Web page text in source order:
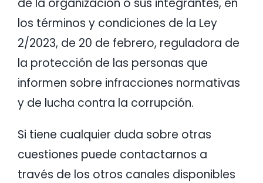
de la organización o sus integrantes, en
los términos y condiciones de la Ley
2/2023, de 20 de febrero, reguladora de
la protección de las personas que
informen sobre infracciones normativas
y de lucha contra la corrupción.
Si tiene cualquier duda sobre otras
cuestiones puede contactarnos a
través de los otros canales disponibles